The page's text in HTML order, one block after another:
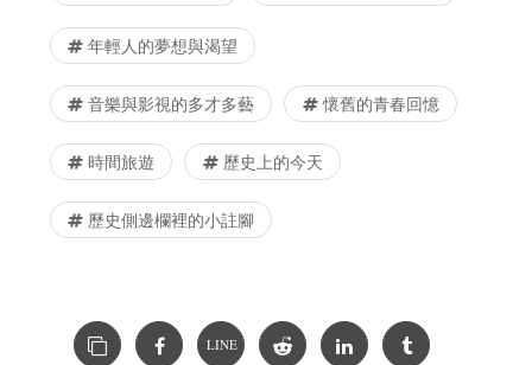
年輕人的夢想與渴望
音樂與影視的多才多藝 懷舊的青春回憶
時間旅遊 歷史上的今天
歷史側邊欄裡的小註腳
LINE